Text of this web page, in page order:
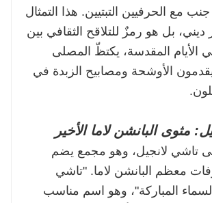
مع الحرفيين التبتيين. هذا التمثال
بل هو رمزٌ للتلاقح الثقافي بين
الأيام المقدسة، يكتظّ المصلى
الأوشحة ومصابيح الزبدة في
تاشي لانجيل، وهو مجمع يضم
معظم البانشن لاما. "تاشي
المباركة"، وهو اسم مناسب